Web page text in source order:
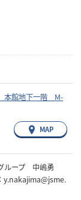
本館地下一階 M-
MAP
ループ 中嶋勇